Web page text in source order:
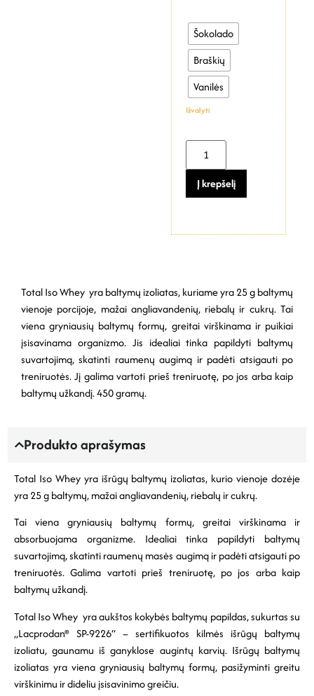
Šokolado
Braškių
Vanilės
Išvalyti
Į krepšelį
Total Iso Whey yra baltymų izoliatas, kuriame yra 25 g baltymų
vienoje porcijoje, mažai angliavandenių, riebalų ir cukrų. Tai
viena gryniausių baltymų formų, greitai virškinama ir puikiai
įsisavinama organizmo.Jis idealiai tinka papildyti baltymų
suvartojimą, skatinti raumenų augimą ir padėti atsigauti po
treniruotės. Jį galima vartoti prieš treniruotę, po jos arba kaip
baltymų užkandį.450 gramų.
Produkto aprašymas
Total Iso Whey yra išrūgų baltymų izoliatas, kurio vienoje dozėje
yra 25 g baltymų, mažai angliavandenių, riebalų ir cukrų.
Tai viena gryniausių baltymų formų, greitai virškinama ir
absorbuojama organizme. Idealiai tinka papildyti baltymų
suvartojimą, skatinti raumenų masės augimą ir padėti atsigauti po
treniruotės. Galima vartoti prieš treniruotę, po jos arba kaip
baltymų užkandį.
Total Iso Whey yra aukštos kokybės baltymų papildas, sukurtas su
„Lacprodan® SP-9226“ – sertifikuotos kilmės išrūgų baltymų
izoliatu, gaunamu iš ganyklose augintų karvių. Išrūgų baltymų
izoliatas yra viena gryniausių baltymų formų, pasižyminti greitu
virškinimu ir dideliu įsisavinimo greičiu.